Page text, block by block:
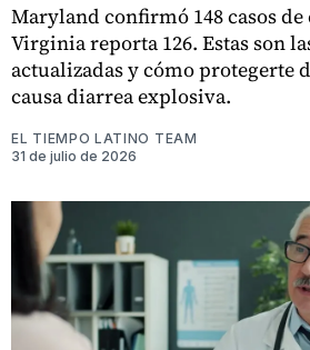
Maryland confirmó 148 casos
Virginia reporta 126. Estas son
actualizadas y cómo protegerte
causa diarrea explosiva.
EL TIEMPO LATINO TEAM
31 de julio de 2026